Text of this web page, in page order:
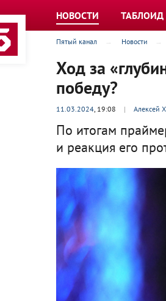
НОВОСТИ ТАБЛОИД
Пятый канал Новости
Ход за
победу?
11.03.2024, 19:08 | Алексей
По итогам
и реакция его